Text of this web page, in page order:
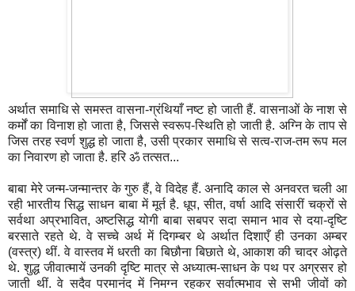
अर्थात समाधि से समस्त वासना-ग्रंथियाँ नष्ट हो जाती हैं. वासनाओं के नाश से
कर्मों का विनाश हो जाता है, जिससे स्वरूप-स्थिति हो जाती है. अग्नि के ताप से
जिस तरह स्वर्ण शुद्ध हो जाता है, उसी प्रकार समाधि से सत्व-राज-तम रूप मल
का निवारण हो जाता है. हरि ॐ तत्सत...
बाबा मेरे जन्म-जन्मान्तर के गुरु हैं, वे विदेह हैं. अनादि काल से अनवरत चली आ
रही भारतीय सिद्ध साधन बाबा में मूर्त है. धूप, सीत, वर्षा आदि संसारीं चक्रों से
सर्वथा अप्रभावित, अष्टसिद्ध योगी बाबा सबपर सदा समान भाव से दया-दृष्टि
बरसाते रहते थे. वे सच्चे अर्थ में दिगम्बर थे अर्थात दिशाएँ ही उनका अम्बर
(वस्त्र) थीं. वे वास्तव में धरती का बिछौना बिछाते थे, आकाश की चादर ओढ़ते
थे. शुद्ध जीवात्मायें उनकी दृष्टि मात्र से अध्यात्म-साधन के पथ पर अग्रसर हो
जाती थीं. वे सदैव परमानंद में निमग्न रहकर सर्वात्मभाव से सभी जीवों को